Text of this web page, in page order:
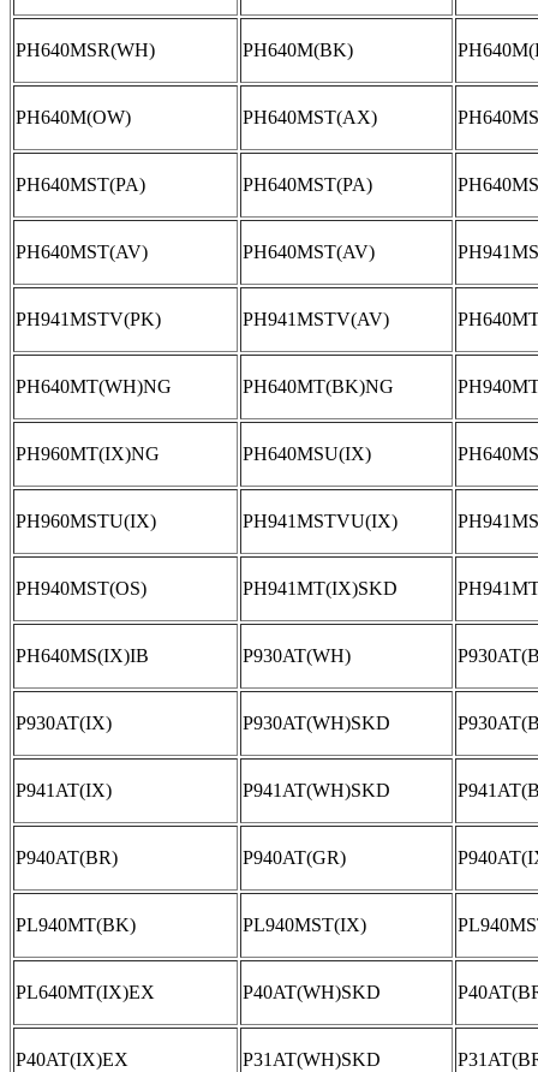
PH640MSR(WH) PH640M(BK)
PH640M(OW) PH640MST(AX)
PH640MST(PA) PH640MST(PA)
PH640MST(AV) PH640MST(AV)
PH941MSTV(PK) PH941MSTV(AV)
PH640MT(WH)NG PH640MT(BK)NG
PH960MT(IX)NG PH640MSU(IX)
PH960MSTU(IX) PH941MSTVU(IX)
PH940MST(OS) PH941MT(IX)SKD
PH640MS(IX)IB P930AT(WH)
P930AT(IX) P930AT(WH)SKD
P941AT(IX) P941AT(WH)SKD
P940AT(BR) P940AT(GR)
PL940MT(BK) PL940MST(IX)
PL640MT(IX)EX P40AT(WH)SKD
P40AT(IX)EX P31AT(WH)SKD